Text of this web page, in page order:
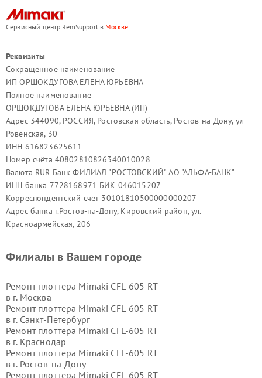
Сервисный центр RemSupport в Москве
Реквизиты
Сокращённое наименование
ИП ОРШОКДУГОВА ЕЛЕНА ЮРЬЕВНА
Полное наименование
ОРШОКДУГОВА ЕЛЕНА ЮРЬЕВНА (ИП)
Адрес 344090, РОССИЯ, Ростовская область, Ростов-на-Дону, ул
Ровенская, 30
ИНН 616823625611
Номер счёта 40802810826340010028
Валюта RUR Банк ФИЛИАЛ "РОСТОВСКИЙ" АО "АЛЬФА-БАНК"
ИНН банка 7728168971 БИК 046015207
Корреспондентский счёт 30101810500000000207
Адрес банка г.Ростов-на-Дону, Кировский район, ул.
Красноармейская, 206
Филиалы в Вашем городе
Ремонт плоттера Mimaki CFL-605 RT
в г. Москва
Ремонт плоттера Mimaki CFL-605 RT
в г. Санкт-Петербург
Ремонт плоттера Mimaki CFL-605 RT
в г. Краснодар
Ремонт плоттера Mimaki CFL-605 RT
в г. Ростов-на-Дону
Ремонт плоттера Mimaki CFL-605 RT